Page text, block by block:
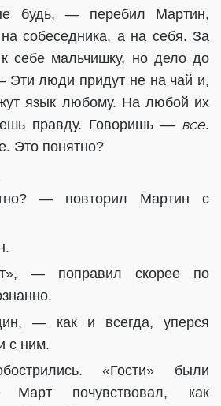
будь, — перебил Мартин,
собеседника, а на себя. За
себе мальчишку, но дело до
Эти люди придут не на чай и,
язык любому. На любой их
правду. Говоришь — все.
Это понятно?
— повторил Мартин с
— поправил скорее по
— как и всегда, уперся
с ним.
«Гости» были
Март почувствовал, как